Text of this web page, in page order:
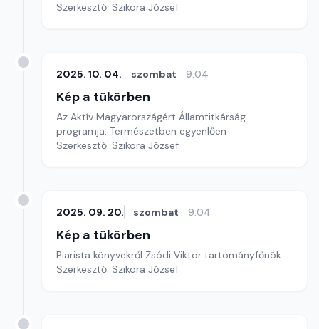
Szerkesztő: Szikora József
2025. 10. 04. szombat 9:04
Kép a tükörben
Az Aktív Magyarországért Államtitkárság
programja: Természetben egyenlően
Szerkesztő: Szikora József
2025. 09. 20. szombat 9:04
Kép a tükörben
Piarista könyvekről Zsódi Viktor tartományfőnök
Szerkesztő: Szikora József